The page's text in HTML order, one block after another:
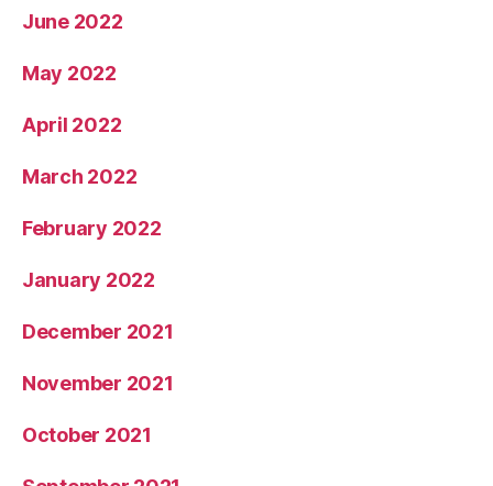
June 2022
May 2022
April 2022
March 2022
February 2022
January 2022
December 2021
November 2021
October 2021